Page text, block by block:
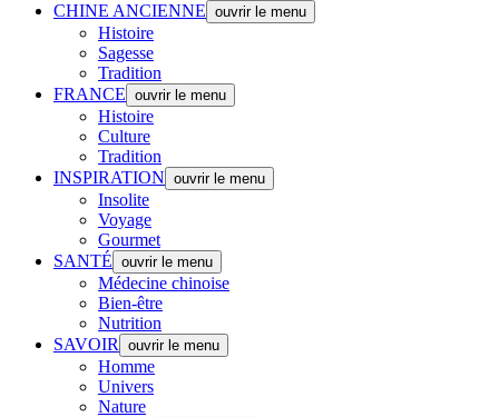
CHINE ANCIENNE ouvrir le menu
Histoire
Sagesse
Tradition
FRANCE ouvrir le menu
Histoire
Culture
Tradition
INSPIRATION ouvrir le menu
Insolite
Voyage
Gourmet
SANTÉ ouvrir le menu
Médecine chinoise
Bien-être
Nutrition
SAVOIR
ouvrir le menu
Homme
Univers
Nature